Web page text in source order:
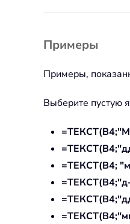
Примеры
Примеры,
Выберите пустую
=ТЕКСТ(B4;